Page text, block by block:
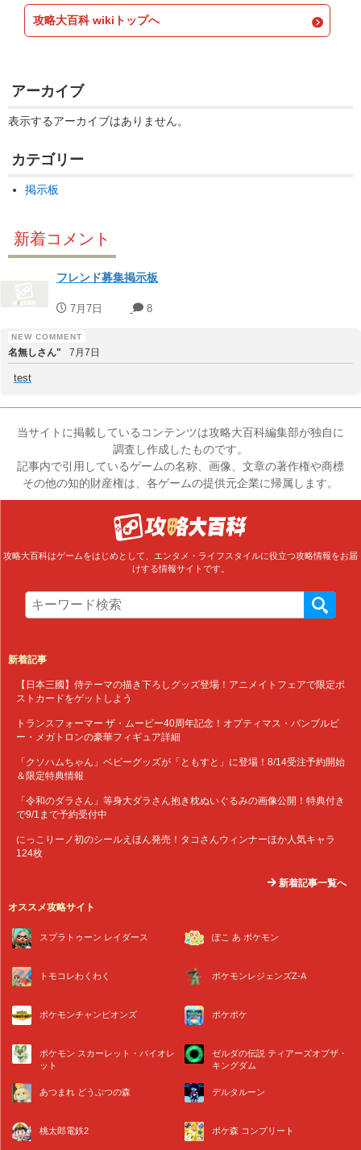
攻略大百科 wikiトップへ
アーカイブ
表示するアーカイブはありません。
カテゴリー
掲示板
新着コメント
フレンド募集掲示板
7月7日 8
名無しさん" 7月7日
test
当サイトに掲載しているコンテンツは攻略大百科編集部が独自に
調査し作成したものです。
記事内で引用しているゲームの名称、画像、文章の著作権や商標
その他の知的財産権は、各ゲームの提供元企業に帰属します。
攻略大百科はゲームをはじめとして、エンタメ・ライフスタイルに役立つ攻略情報をお届
けする情報サイトです。
新着記事
【日本三國】侍テーマの描き下ろしグッズ登場！アニメイトフェアで限定ポ
ストカードをゲットしよう
トランスフォーマー ザ・ムービー40周年記念！オプティマス・バンブルビ
ー・メガトロンの豪華フィギュア詳細
「クソハムちゃん」ベビーグッズが「ともすと」に登場！8/14受注予約開始
＆限定特典情報
「令和のダラさん」等身大ダラさん抱き枕ぬいぐるみの画像公開！特典付き
で9/1まで予約受付中
にっこりーノ初のシールえほん発売！タコさんウィンナーほか人気キャラ
124枚
新着記事一覧へ
オススメ攻略サイト
スプラトゥーン レイダース ぽこ あ ポケモン
トモコレわくわく ポケモンレジェンズZ-A
ポケモンチャンピオンズ ポケポケ
ポケモン スカーレット・バイオレ
ット
ゼルダの伝説 ティアーズオブザ・
キングダム
あつまれ どうぶつの森 デルタルーン
桃太郎電鉄2 ポケ森 コンプリート